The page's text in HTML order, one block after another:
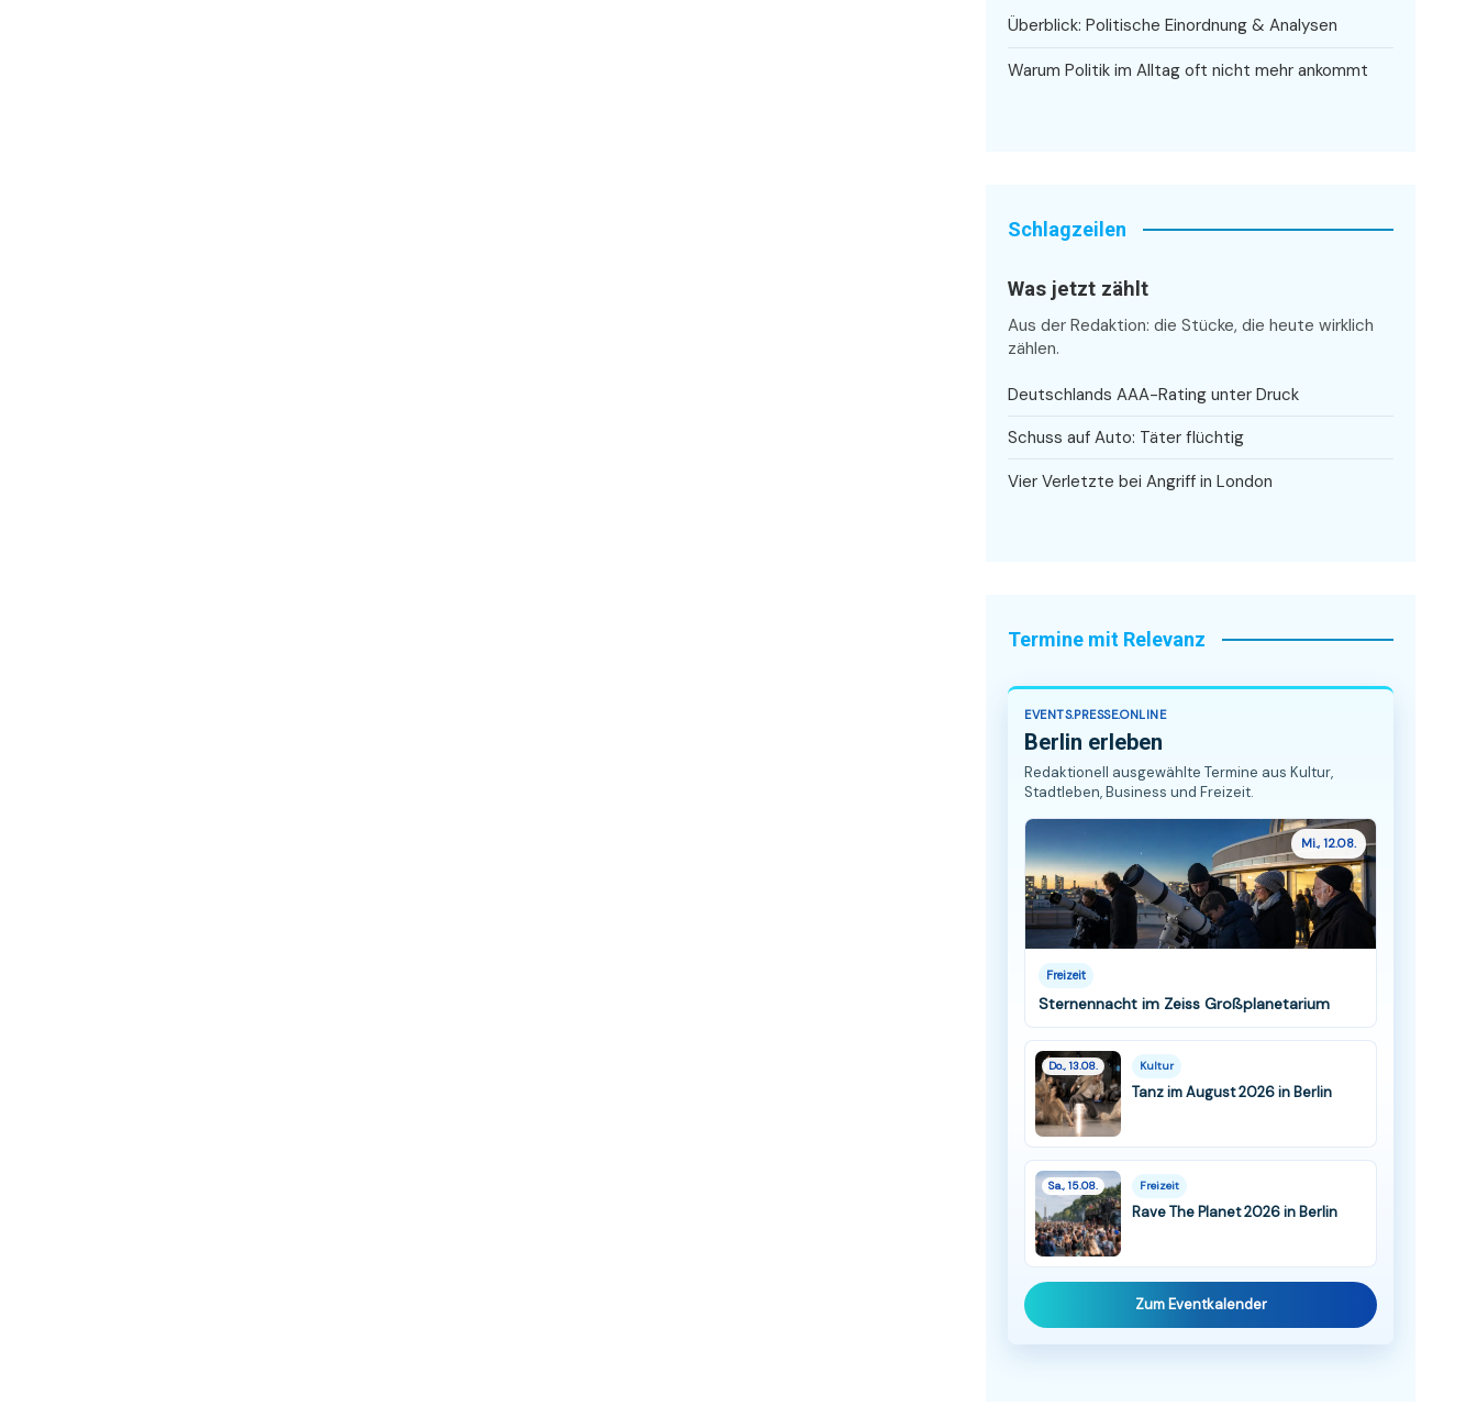
Überblick: Politische Einordnung & Analysen
Warum Politik im Alltag oft nicht mehr ankommt
Schlagzeilen
Was jetzt zählt
Aus der Redaktion: die Stücke, die heute wirklich
zählen.
Deutschlands AAA-Rating unter Druck
Schuss auf Auto: Täter flüchtig
Vier Verletzte bei Angriff in London
Termine mit Relevanz
EVENTS.PRESSE.ONLINE
Berlin erleben
Redaktionell ausgewählte Termine aus Kultur,
Stadtleben, Business und Freizeit.
Mi., 12.08.
Freizeit
Sternennacht im Zeiss Großplanetarium
Do., 13.08. Kultur
Tanz im August 2026 in Berlin
Sa., 15.08. Freizeit
Rave The Planet 2026 in Berlin
Zum Eventkalender